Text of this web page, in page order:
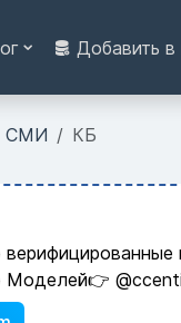
Добавить в
СМИ КБ
Моделей👉